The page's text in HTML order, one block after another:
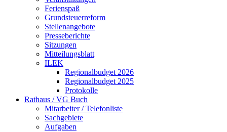
Ferienspaß
Grundsteuerreform
Stellenangebote
Presseberichte
Sitzungen
Mitteilungsblatt
ILEK
Regionalbudget 2026
Regionalbudget 2025
Protokolle
Rathaus / VG Buch
Mitarbeiter / Telefonliste
Sachgebiete
Aufgaben